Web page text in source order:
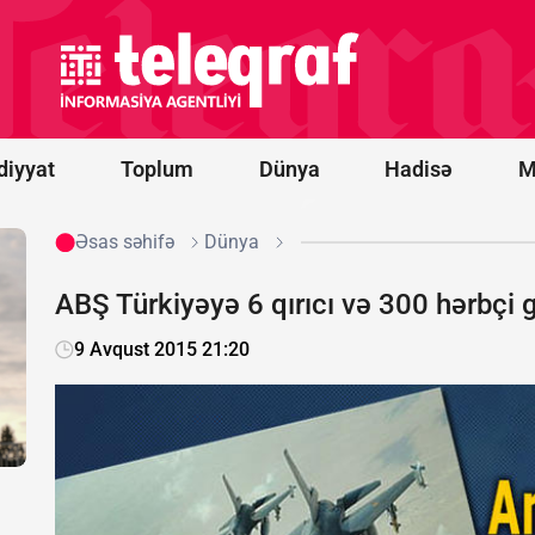
Toplum Dünya Hadisə
infeksiyanın
mənbəyi
Meksikadan
gətirilən acı
bibər
Əsas səhifə Dünya
​ABŞ Türkiyəyə 6 qırıcı və 300 hərbçi
9 Avqust 2015 21:20